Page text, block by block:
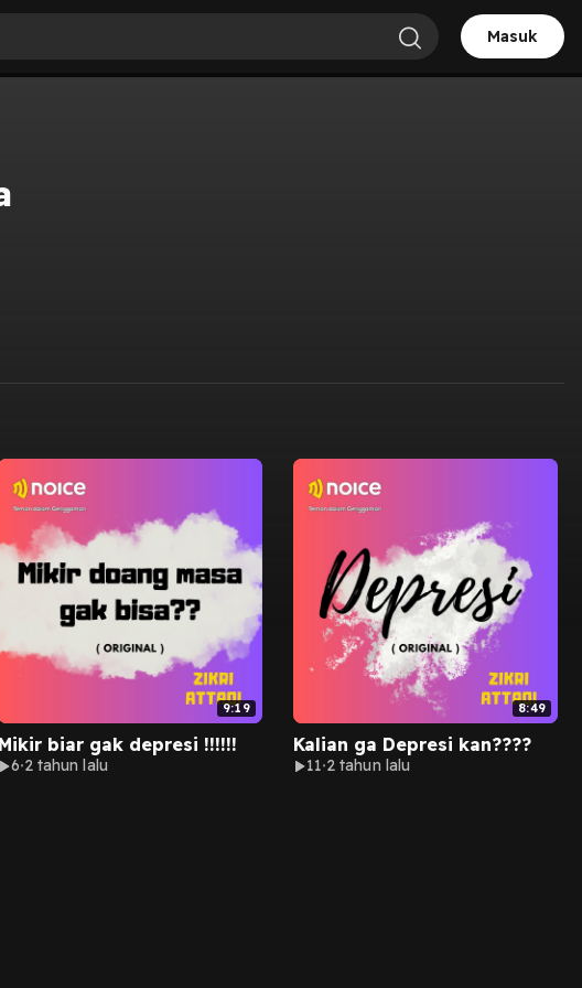
Masuk
9:19
Mikir biar gak depresi !!!!!!
6 2 tahun lalu
8:49
Kalian ga Depresi kan????
11 2 tahun lalu